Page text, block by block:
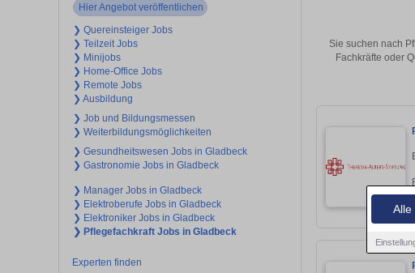
Alle
Hier Angebot veröffentlichen
❯ Quereinsteiger Jobs
❯ Teilzeit Jobs
❯ Minijobs
❯ Home-Office Jobs
❯ Remote Jobs
❯ Ausbildung
❯ Job und Bildungsmessen
❯ Weiterbildungsmöglichkeiten
❯ Gesundheitswesen Jobs in Gladbeck
❯ Gastronomie Jobs in Gladbeck
❯ Manager Jobs in Gladbeck
❯ Elektroberufe Jobs in Gladbeck
❯ Elektroniker Jobs in Gladbeck
❯ Pflegefachkraft Jobs in Gladbeck
Experten finden
Sie suchen nach
Fachkräfte oder